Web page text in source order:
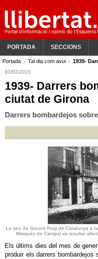
PORTADA SECCIONS
Portada Tal dia com avui
1939-
01/02/2015
1939- Darrers
ciutat de Girona
Darrers bombardejos
La seu de Socors Roig de Catalunya a
Marquès de Camps) va resultar
Els últims dies del mes de
produir els darrers